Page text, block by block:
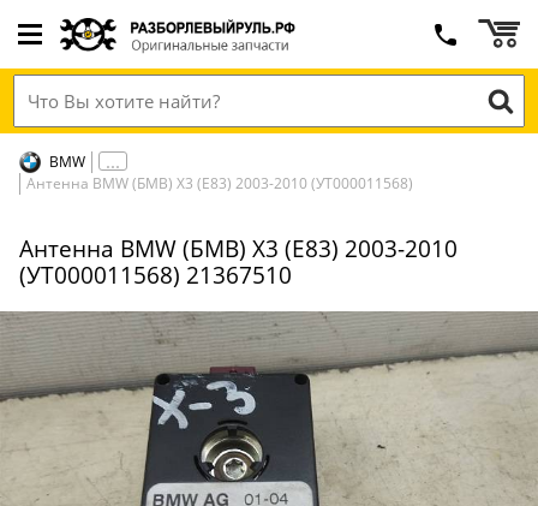
BMW
Антенна BMW (БМВ) X3 (E83) 2003-2010 (УТ000011568)
Антенна BMW (БМВ) X3 (E83) 2003-2010
(УТ000011568) 21367510